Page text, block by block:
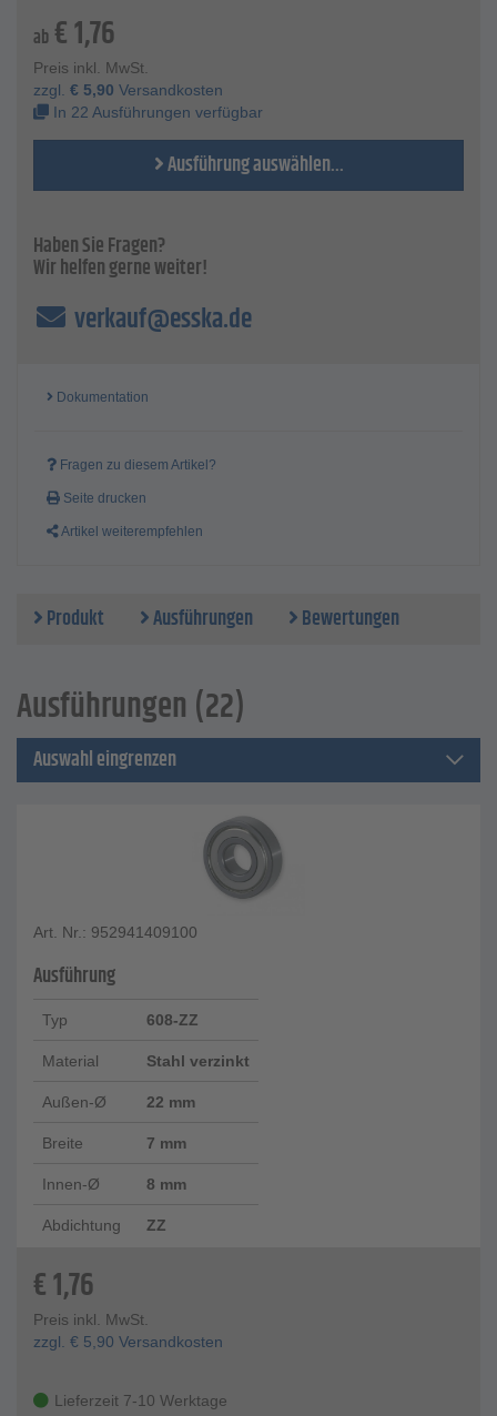
einer Gummiabdichtung versehen. Das Lager ist bis max.
120 °C temperaturbeständig.
Technische Daten
Material - Stahl verzinkt oder Edelstahl
Außen-Ø - 22 bis 62 mm
Breite - 7 bis 17 mm
Innen-Ø - 8 bis 35 mm
ab €1,76
Preis inkl. MwSt.
zzgl. € 5,90 Versandkosten
In 22 Ausführungen verfügbar
Ausführung auswählen...
Haben Sie Fragen?
Wir helfen gerne weiter!
verkauf@esska.de
Dokumentation
Fragen zu diesem Artikel?
Seite drucken
Artikel weiterempfehlen
Produkt Ausführungen Bewertungen
Ausführungen (22)
Auswahl eingrenzen
Art. Nr.: 952941409100
Ausführung
Typ 608-ZZ
Material Stahl verzinkt
Außen-Ø 22 mm
Breite 7 mm
Innen-Ø 8 mm
Abdichtung ZZ
€1,76
Preis inkl. MwSt.
zzgl. € 5,90 Versandkosten
Lieferzeit 7-10 Werktage